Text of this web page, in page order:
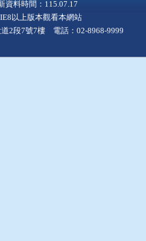
資料時間：115.07.17
以上版本觀看本網站
2段7號7樓 電話：02-8968-9999